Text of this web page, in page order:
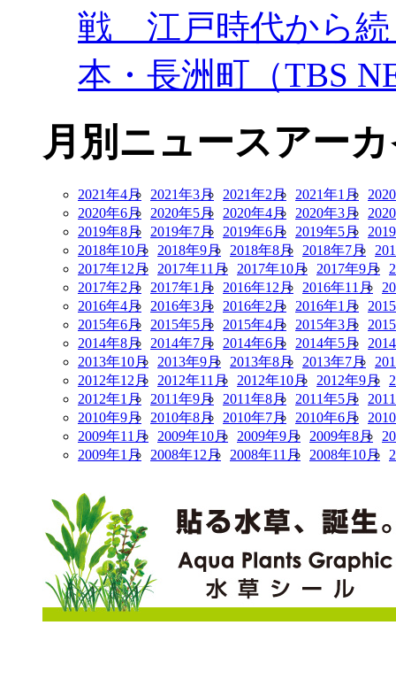
戦 江戸時代から
本・長洲町（TBS
月別ニュースアー
2021年4月 2021年3月 2021年2月 2021年1月
2020年6月
2020年5月 2020年4月 2020年3月
2019年8月
2019年7月 2019年6月 2019年5月
2018年10月
2018年9月 2018年8月 2018年7月
2017年12月
2017年11月 2017年10月 2017年9月
2017年2月
2017年1月 2016年12月 2016年11月
2016年4月
2016年3月 2016年2月 2016年1月
2015年6月
2015年5月 2015年4月 2015年3月
2014年8月
2014年7月 2014年6月 2014年5月
2013年10月
2013年9月 2013年8月 2013年7月
2012年12月
2012年11月 2012年10月 2012年9月
2012年1月
2011年9月 2011年8月 2011年5月
2010年9月
2010年8月 2010年7月 2010年6月
2009年11月
2009年10月 2009年9月 2009年8月
2009年1月
2008年12月 2008年11月 2008年10月